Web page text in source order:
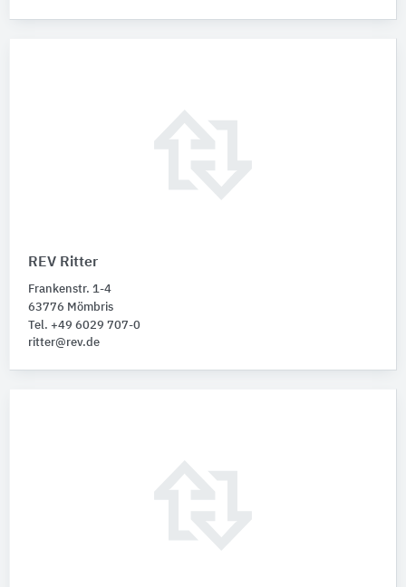
REV Ritter
Frankenstr. 1-4
63776 Mömbris
Tel. +49 6029 707-0
ritter@rev.de